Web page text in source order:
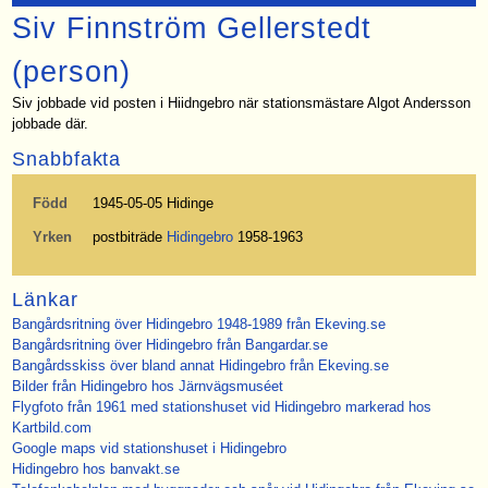
Siv Finnström Gellerstedt
(person)
Siv jobbade vid posten i Hiidngebro när stationsmästare Algot Andersson
jobbade där.
Snabbfakta
Född 1945-05-05 Hidinge
Yrken postbiträde Hidingebro 1958-1963
Länkar
Bangårdsritning över Hidingebro 1948-1989 från Ekeving.se
Bangårdsritning över Hidingebro från Bangardar.se
Bangårdsskiss över bland annat Hidingebro från Ekeving.se
Bilder från Hidingebro hos Järnvägsmuséet
Flygfoto från 1961 med stationshuset vid Hidingebro markerad hos
Kartbild.com
Google maps vid stationshuset i Hidingebro
Hidingebro hos banvakt.se